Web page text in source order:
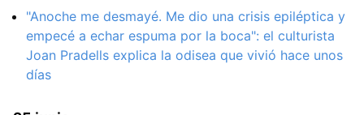
"Anoche me desmayé. Me dio una crisis epiléptica y
empecé a echar espuma por la boca": el culturista
Joan Pradells explica la odisea que vivió hace unos
días